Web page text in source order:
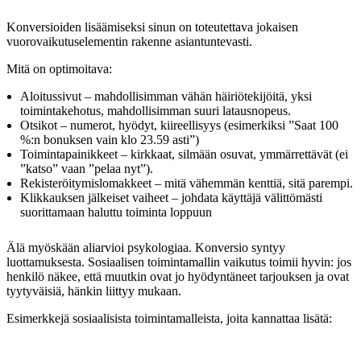
Konversioiden lisäämiseksi sinun on toteutettava jokaisen
vuorovaikutuselementin rakenne asiantuntevasti.
Mitä on optimoitava:
Aloitussivut – mahdollisimman vähän häiriötekijöitä, yksi
toimintakehotus, mahdollisimman suuri latausnopeus.
Otsikot – numerot, hyödyt, kiireellisyys (esimerkiksi ”Saat 100
%:n bonuksen vain klo 23.59 asti”)
Toimintapainikkeet – kirkkaat, silmään osuvat, ymmärrettävät (ei
”katso” vaan ”pelaa nyt”).
Rekisteröitymislomakkeet – mitä vähemmän kenttiä, sitä parempi.
Klikkauksen jälkeiset vaiheet – johdata käyttäjä välittömästi
suorittamaan haluttu toiminta loppuun
Älä myöskään aliarvioi psykologiaa. Konversio syntyy
luottamuksesta. Sosiaalisen toimintamallin vaikutus toimii hyvin: jos
henkilö näkee, että muutkin ovat jo hyödyntäneet tarjouksen ja ovat
tyytyväisiä, hänkin liittyy mukaan.
Esimerkkejä sosiaalisista toimintamalleista, joita kannattaa lisätä: